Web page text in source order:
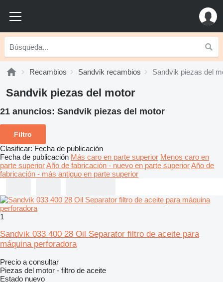
Recambios Sandvik recambios Sandvik piezas del
Sandvik piezas del motor
21 anuncios: Sandvik piezas del motor
Filtro
Clasificar: Fecha de publicación
Fecha de publicación Más caro en parte superior Menos caro en
parte superiorAño de fabricación - nuevo en parte superiorAño de
fabricación - más antiguo en parte superior
1
Sandvik 033 400 28 Oil Separator filtro de aceite para
máquina perforadora
Precio a consultar
Piezas del motor - filtro de aceite
Estado nuevo